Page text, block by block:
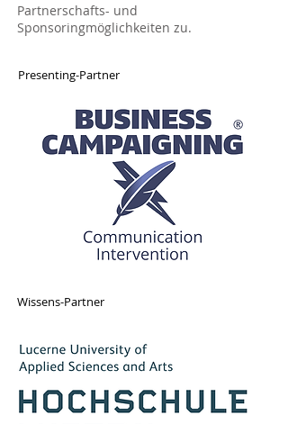
Partnerschafts- und
Sponsoringmöglichkeiten zu.
Wissens-Partner
Presenting-Partner